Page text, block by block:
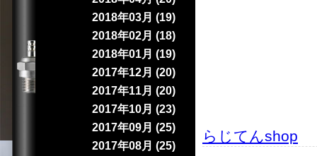
らじてんshop
2018年03月 (19)
2018年02月 (18)
2018年01月 (19)
2017年12月 (20)
2017年11月 (20)
2017年10月 (23)
2017年09月 (25)
2017年08月 (25)